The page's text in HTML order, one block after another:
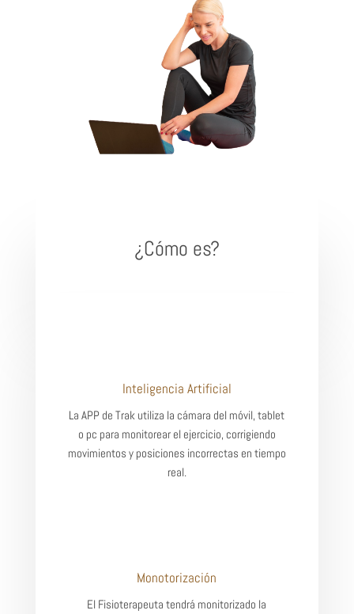
¿Cómo es?
Inteligencia Artificial
La APP de Trak utiliza la cámara del móvil, tablet
o pc para monitorear el ejercicio, corrigiendo
movimientos y posiciones incorrectas en tiempo
real.
Monotorización
El Fisioterapeuta tendrá monitorizado la